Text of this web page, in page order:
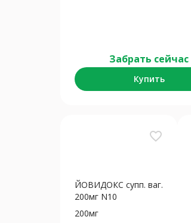
Забрать сейчас
Купить
favorite_border
ЙОВИДОКС супп. ваг.
200мг N10
200мг